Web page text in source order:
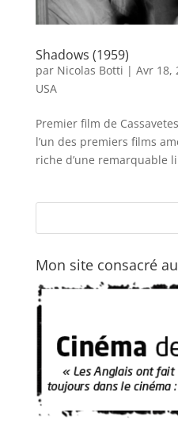
Shadows (1959)
par Nicolas Botti | Avr 18,
USA
Premier film de
l’un des premiers films
riche d’une remarquable
Mon site consacré